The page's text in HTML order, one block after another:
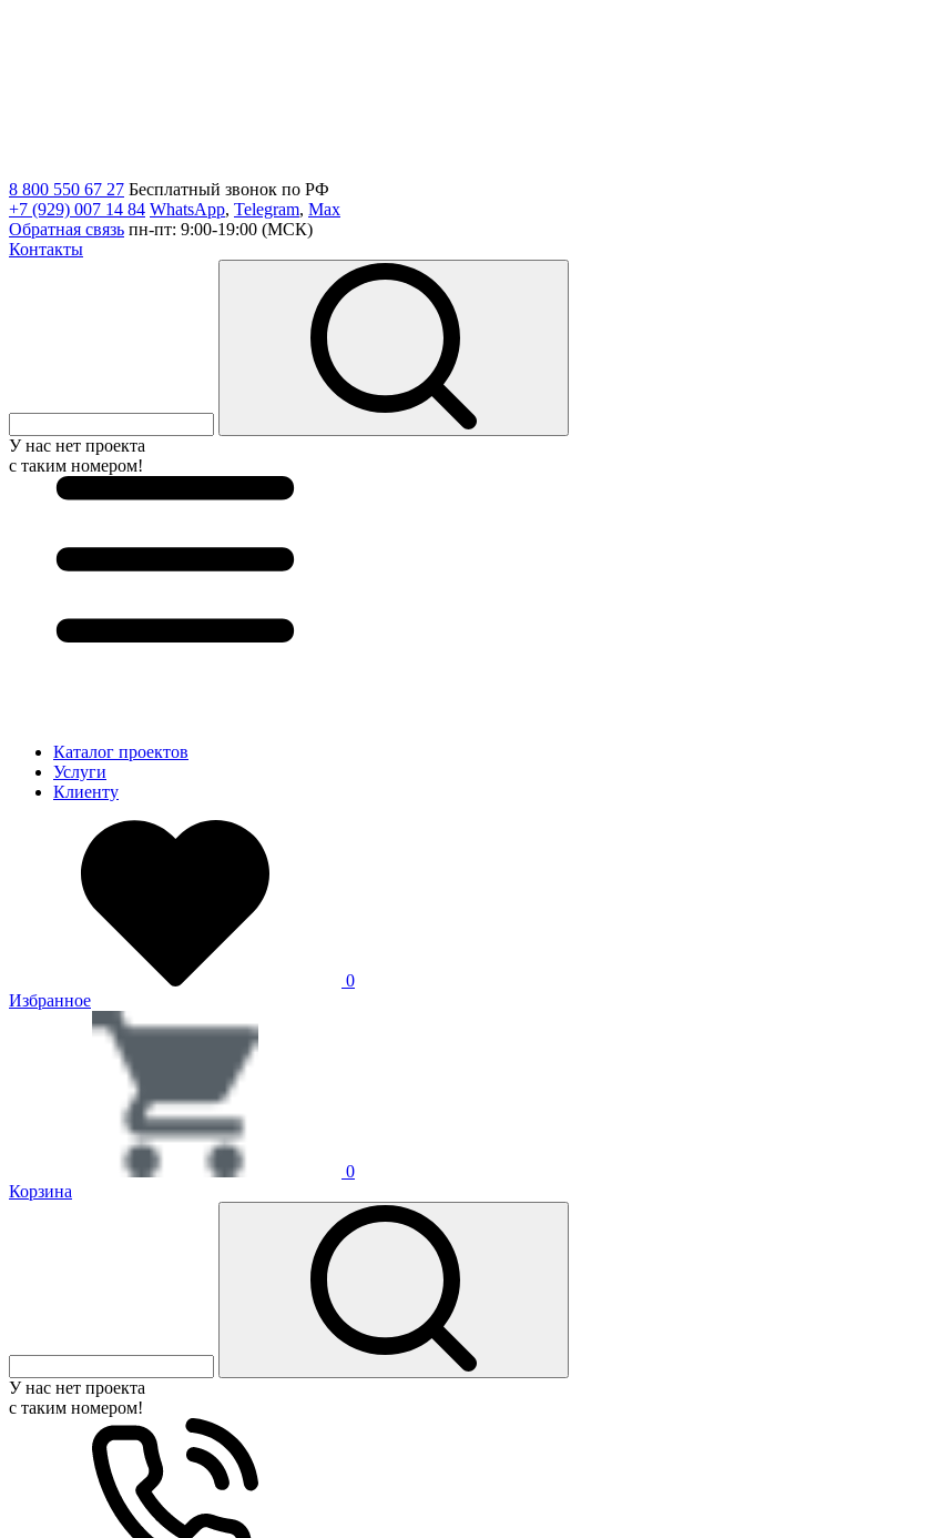
8 800 550 67 27 Бесплатный звонок по РФ
+7 (929) 007 14 84 WhatsApp, Telegram, Max
Обратная связь пн-пт: 9:00-19:00 (МСК)
Контакты
У нас нет проекта
с таким номером!
Каталог проектов
Услуги
Клиенту
0
Избранное
0
Корзина
У нас нет проекта
с таким номером!